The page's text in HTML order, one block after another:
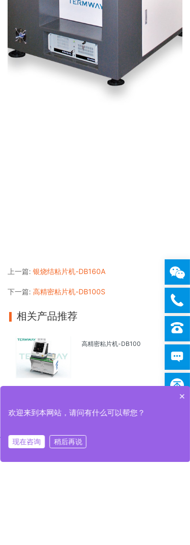
上一篇: 银烧结粘片机-DB160A
下一篇: 高精密粘片机-DB100S
高精密粘片机-DB100
相关产品推荐
在线咨询
×
欢迎来到本网站，请问有什么可以帮您？
现在咨询
稍后再说
在线咨询